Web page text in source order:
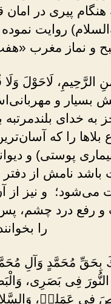
پیری در
روایت
و نماز مغرب
الرَّحِيمِ، لَاحَوْلَ وَلَا
بسیار و
به خداى بلندمرتبه
بلاها را که
پوستی) و
باشد نامش از دفتر
می‌شود؛ و نیز
و رفع درد چشم،
را
بِحَقِّ مُحَمَّدٍ وَآلِ
فِى بَصَرِى،
فِى عَمَلىٖ،